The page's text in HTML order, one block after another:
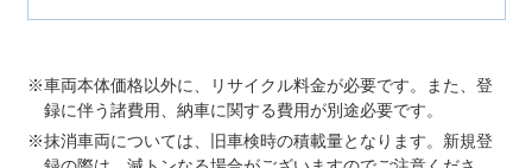
車両本体価格以外に、リサイクル料金が必要です。また、登
録に伴う諸費用、納車に関する費用が別途必要です。
抹消車両については、旧車検時の積載量となります。新規登